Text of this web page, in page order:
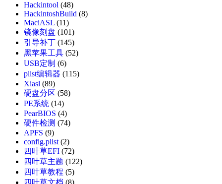
Hackintool (48)
HackintoshBuild (8)
MaciASL (11)
镜像刻盘 (101)
引导补丁 (145)
黑苹果工具 (52)
USB定制 (6)
plist编辑器 (115)
Xiasl (89)
硬盘分区 (58)
PE系统 (14)
PearBIOS (4)
硬件检测 (74)
APFS (9)
config.plist(2)
四叶草EFI (72)
四叶草主题 (122)
四叶草教程 (5)